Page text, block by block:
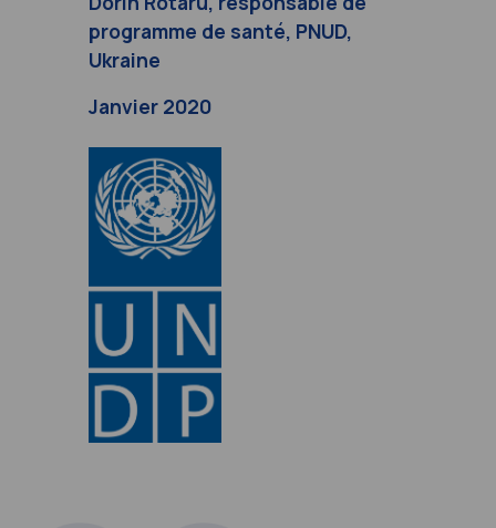
programme de santé, PNUD,
Ukraine
Janvier 2020